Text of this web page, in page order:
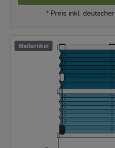
* Preis inkl. deutscher
Maßartikel